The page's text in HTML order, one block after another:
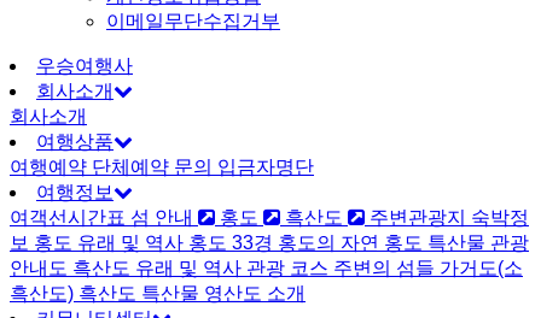
이메일무단수집거부
우승여행사
회사소개
회사소개
여행상품
여행예약 단체예약 문의 입금자명단
여행정보
여객선시간표 섬 안내 홍도 흑산도 주변관광지 숙박정
보 홍도 유래 및 역사 홍도 33경 홍도의 자연 홍도 특산물 관광
안내도 흑산도 유래 및 역사 관광 코스 주변의 섬들 가거도(소
흑산도) 흑산도 특산물 영산도 소개